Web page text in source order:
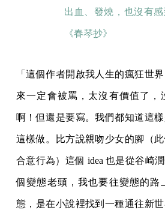
出血、發燒，也沒有
《春琴抄》
「這個作者開啟我人生的瘋狂世
來一定會被罵，太沒有價值了，
啊！但還是要寫。我們都知道這
這樣做。比方說親吻少女的腳（
合意行為）這個 idea 也是從谷崎
個變態老頭，我也要往變態的路
態，是在小說裡找到一種通往新